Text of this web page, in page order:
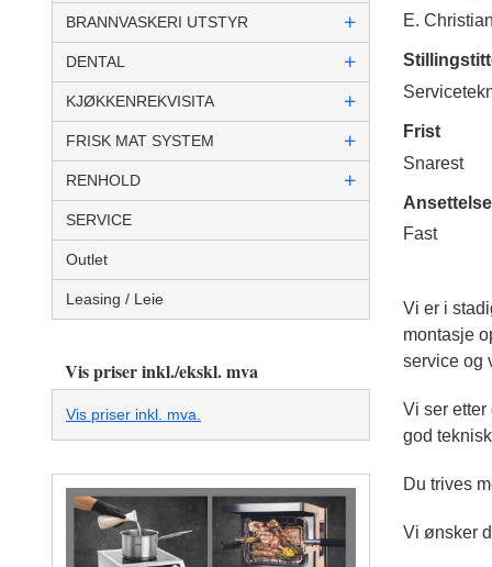
BRANNVASKERI UTSTYR
DENTAL
KJØKKENREKVISITA
FRISK MAT SYSTEM
RENHOLD
SERVICE
Outlet
Leasing / Leie
Vis priser inkl./ekskl. mva
Vis priser inkl. mva.
E.
Frist
Snarest
Fast
Vi er i
montasje
service og
Vi ser
god
Du trives
Vi ønsker